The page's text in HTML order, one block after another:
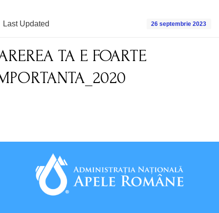
Last Updated 26 septembrie 2023
TA E FOARTE